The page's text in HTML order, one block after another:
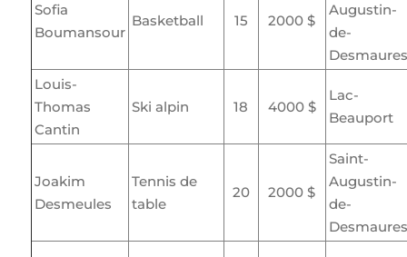
Sofia
Boumansour
Basketball 15 2000 $
Augustin-
de-
Desmaures
Louis-
Thomas
Cantin
Ski alpin 18 4000 $
Lac-
Beauport
Joakim
Desmeules
Tennis de
table
20 2000 $
Saint-
Augustin-
de-
Desmaures